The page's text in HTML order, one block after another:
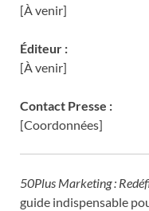
[À venir]
Éditeur :
[À venir]
Contact Presse :
[Coordonnées]
50Plus Marketing :
guide indispensable